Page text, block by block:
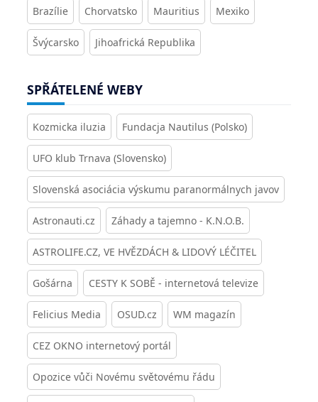
Brazílie Chorvatsko Mauritius Mexiko
Švýcarsko Jihoafrická Republika
SPŘÁTELENÉ WEBY
Kozmicka iluzia Fundacja Nautilus (Polsko)
UFO klub Trnava (Slovensko)
Slovenská asociácia výskumu paranormálnych javov
Astronauti.cz Záhady a tajemno - K.N.O.B.
ASTROLIFE.CZ, VE HVĚZDÁCH & LIDOVÝ LÉČITEL
Gošárna CESTY K SOBĚ - internetová televize
Felicius Media OSUD.cz WM magazín
CEZ OKNO internetový portál
Opozice vůči Novému světovému řádu